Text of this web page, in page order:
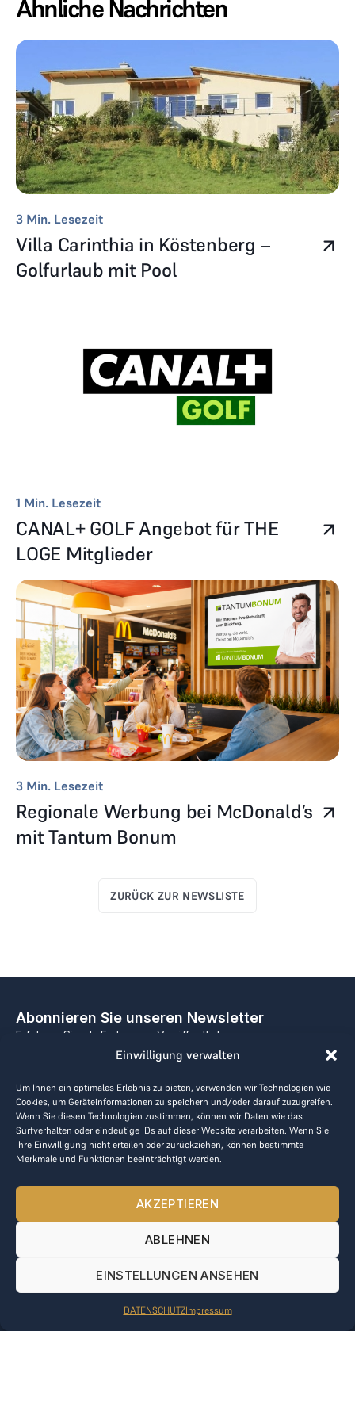
Einwilligung verwalten
Um Ihnen ein optimales Erlebnis zu bieten, verwenden wir Technologien wie
Cookies, um Geräteinformationen zu speichern und/oder darauf zuzugreifen.
Wenn Sie diesen Technologien zustimmen, können wir Daten wie das
Surfverhalten oder eindeutige IDs auf dieser Website verarbeiten. Wenn Sie
Ihre Einwilligung nicht erteilen oder zurückziehen, können bestimmte
Merkmale und Funktionen beeinträchtigt werden.
AKZEPTIEREN
ABLEHNEN
EINSTELLUNGEN ANSEHEN
DATENSCHUTZImpressum
Ähnliche Nachrichten
3 Min. Lesezeit
Villa Carinthia in Köstenberg –
Golfurlaub mit Pool
1 Min. Lesezeit
CANAL+ GOLF Angebot für THE
LOGE Mitglieder
3 Min. Lesezeit
Regionale Werbung bei McDonald’s
mit Tantum Bonum
ZURÜCK ZUR NEWSLISTE
Abonnieren Sie unseren Newsletter
Erfahren Sie als Erster von Veröffentlichungen,
Branchenneuigkeiten und Einblicken.
Mit dem Abonnement akzeptieren Sie unsere
Datenschutzbestimmungen.
PLAY
GOLF,
MAKE
BUSINESS
Jetzt bewerben
Für Golfclubs
Kontakt
Impressum
Datenrichtlinie